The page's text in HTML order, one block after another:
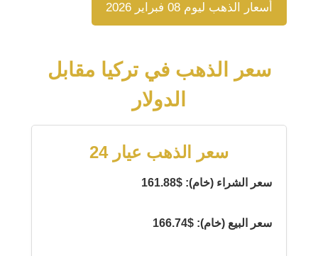
أسعار الذهب ليوم 08 فبراير 2026
سعر الذهب في تركيا مقابل
الدولار
سعر الذهب عيار 24
سعر الشراء (خام): $161.88
سعر البيع (خام): $166.74